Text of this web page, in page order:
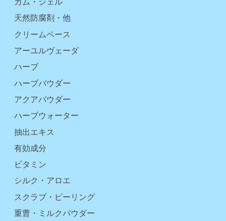
ガム・ジェル
天然防腐剤・他
クリームベース
アーユルヴェーダ
ハーブ
ハーブパウダー
アクアパウダー
ハーブウォーター
抽出エキス
有効成分
ビタミン
シルク・アロエ
スクラブ・ピーリング
重曹・ミルクパウダー